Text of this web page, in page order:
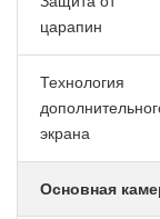
царапин
Технология
экрана
Основная